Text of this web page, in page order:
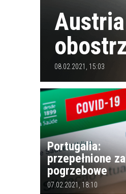
08.02.2021, 15:03
Portugalia:
przepełnione
pogrzebowe
07.02.2021, 18:10